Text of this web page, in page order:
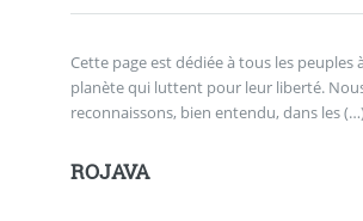
Cette page est dédiée à tous les peuples
planète qui luttent pour leur liberté.
reconnaissons, bien entendu, dans les
ROJAVA